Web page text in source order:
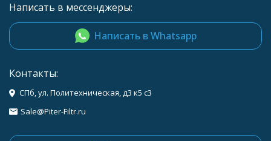
Написать в мессенджеры:
Написать в Whatsapp
Контакты:
СПб, ул. Политехническая, д3 к5 с3
Sale@Piter-Filtr.ru